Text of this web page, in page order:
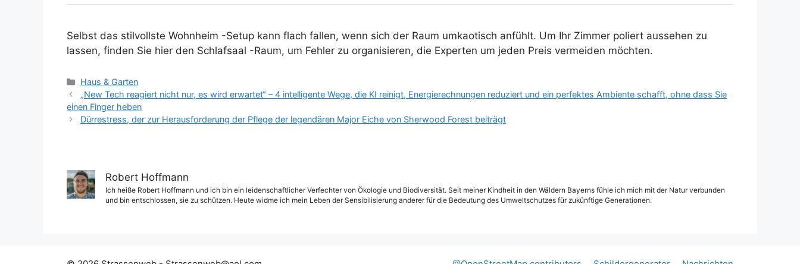
Selbst das stilvollste Wohnheim -Setup kann flach fallen, wenn sich der Raum umkaotisch anfühlt. Um Ihr Zimmer poliert aussehen zu
lassen, finden Sie hier den Schlafsaal -Raum, um Fehler zu organisieren, die Experten um jeden Preis vermeiden möchten.
Kategorien
Haus & Garten
„New Tech reagiert nicht nur, es wird erwartet“ – 4 intelligente Wege, die KI reinigt, Energierechnungen reduziert und ein perfektes Ambiente schafft, ohne dass Sie
einen Finger heben
Dürrestress, der zur Herausforderung der Pflege der legendären Major Eiche von Sherwood Forest beiträgt
Robert Hoffmann
Ich heiße Robert Hoffmann und ich bin ein leidenschaftlicher Verfechter von Ökologie und Biodiversität. Seit meiner Kindheit in den Wäldern Bayerns fühle ich mich mit der Natur verbunden
und bin entschlossen, sie zu schützen. Heute widme ich mein Leben der Sensibilisierung anderer für die Bedeutung des Umweltschutzes für zukünftige Generationen.